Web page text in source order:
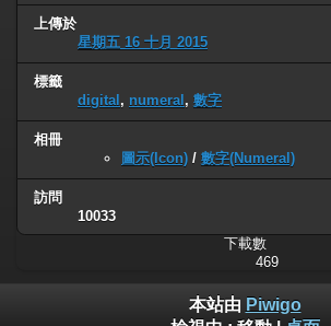
上傳於
星期五 16 十月 2015
標籤
digital , numeral , 數字
相冊
圖示(Icon) / 數字(Numeral)
訪問
10033
下載數
469
本站由 Piwigo